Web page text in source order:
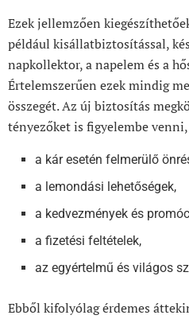
Ezek jellemzően
például kisállatbiztosítással,
napkollektor, a napelem és a
Értelemszerűen ezek mindig
összegét. Az új biztosítás
tényezőket is figyelembe
a kár esetén felmerülő
a lemondási lehetőségek,
a kedvezmények és
a fizetési feltételek,
az egyértelmű és világos
Ebből kifolyólag érdemes